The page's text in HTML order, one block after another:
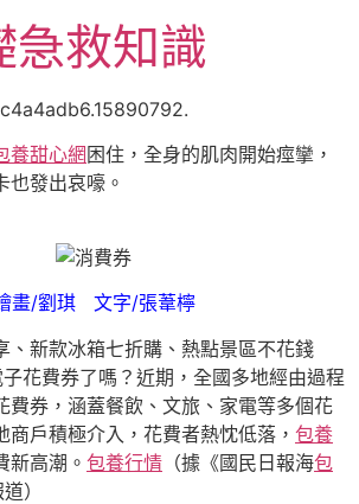
急救知識
養甜心網 困住，全身的肌肉開始痙攣，
也發出哀嚎。
畫/劉琪 文字/張葦檸
、新款冰箱七折購、熱點景區不花錢
花費券了嗎？近期，全國多地經由過程
費券，涵蓋餐飲、文旅、家電等多個花
商戶積極介入，花費者熱忱低落， 包養
新高潮。 包養行情 （據《國民日報海包
）